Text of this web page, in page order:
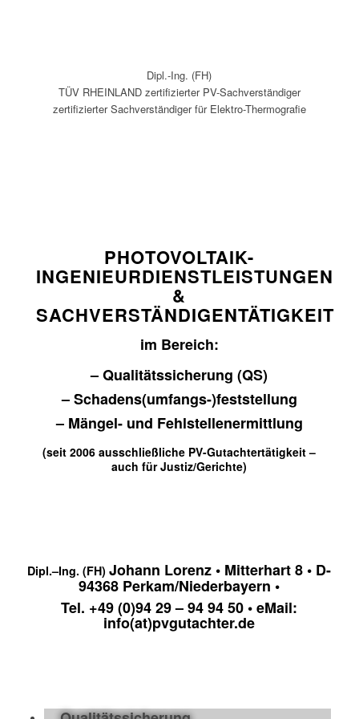
Dipl.-Ing. (FH)
TÜV RHEINLAND zertifizierter PV-Sachverständiger
zertifizierter Sachverständiger für Elektro-Thermografie
PHOTOVOLTAIK-
INGENIEURDIENSTLEISTUNGEN
&
SACHVERSTÄNDIGENTÄTIGKEIT
im Bereich:
– Qualitätssicherung (QS)
– Schadens(umfangs-)feststellung
– Mängel- und Fehlstellenermittlung
(seit 2006 ausschließliche PV-Gutachtertätigkeit –
auch für Justiz/Gerichte)
Dipl.–Ing. (FH)Johann Lorenz • Mitterhart 8 • D-
94368 Perkam/Niederbayern •
Tel. +49 (0)94 29 – 94 94 50 • eMail:
info(at)pvgutachter.de